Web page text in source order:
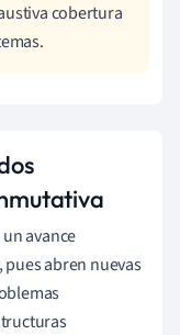
cobertura
avance
abren nuevas